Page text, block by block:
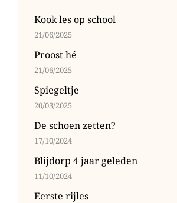
geleden
Kook les op school
21/06/2025
Proost hé
21/06/2025
Spiegeltje
20/03/2025
De schoen zetten?
17/10/2024
Blijdorp 4 jaar geleden
11/10/2024
Eerste rijles